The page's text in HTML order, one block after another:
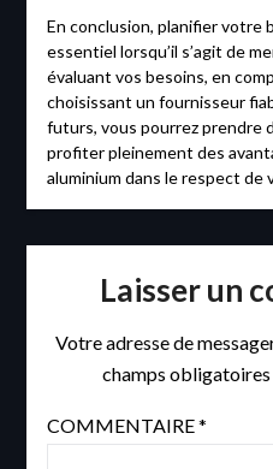
En conclusion, planifier votre
essentiel lorsqu’il s’agit de
évaluant vos besoins, en
choisissant un fournisseur
futurs, vous pourrez prendre
profiter pleinement des
aluminium dans le respect de
Laisser un
Votre adresse de
champs
COMMENTAIRE*